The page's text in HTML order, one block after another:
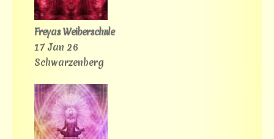
Freyas Weiberschule
17 Jan 26
Schwarzenberg